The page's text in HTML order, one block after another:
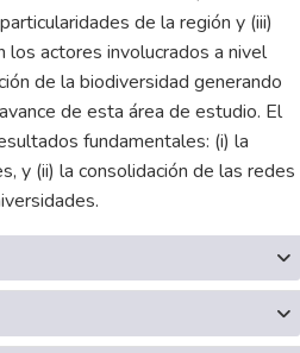
de la región y (iii)
los actores involucrados a nivel
de la biodiversidad generando
de esta área de estudio. El
fundamentales: (i) la
y (ii) la consolidación de las redes